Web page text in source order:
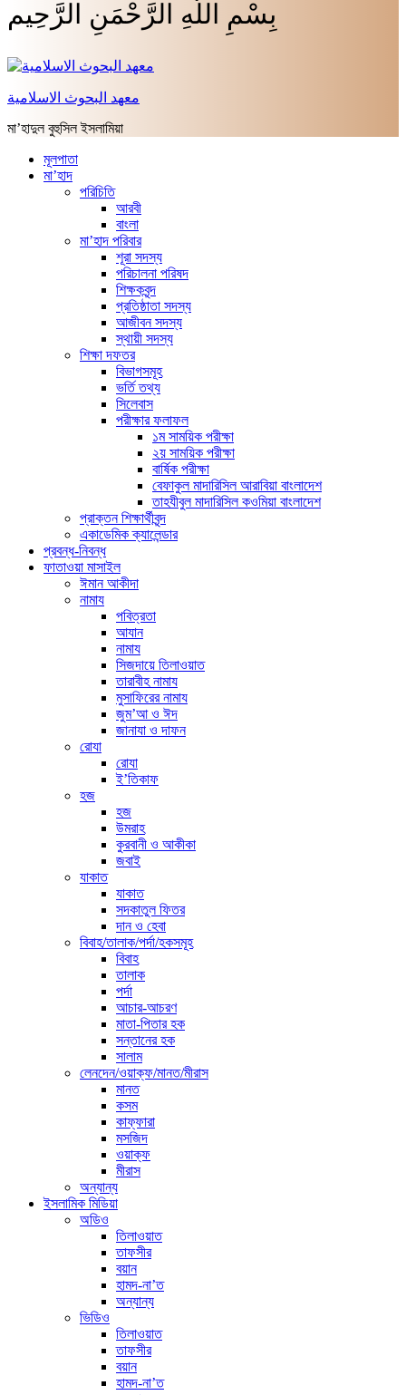
بِسْمِ اللَّهِ الرَّحْمَنِ الرَّحِيم
معهد البحوث الاسلامية
মা’হাদুল বুহুসিল ইসলামিয়া
মূলপাতা
মা’হাদ
পরিচিতি
আরবী
বাংলা
মা’হাদ পরিবার
শূরা সদস্য
পরিচালনা পরিষদ
শিক্ষকবৃন্দ
প্রতিষ্ঠাতা সদস্য
আজীবন সদস্য
স্থায়ী সদস্য
শিক্ষা দফতর
বিভাগসমূহ
ভর্তি তথ্য
সিলেবাস
পরীক্ষার ফলাফল
১ম সাময়িক পরীক্ষা
২য় সাময়িক পরীক্ষা
বার্ষিক পরীক্ষা
বেফাকুল মাদারিসিল আরাবিয়া বাংলাদেশ
তাহযীবুল মাদারিসিল কওমিয়া বাংলাদেশ
প্রাক্তন শিক্ষার্থীবৃন্দ
একাডেমিক ক্যালেন্ডার
প্রবন্ধ-নিবন্ধ
ফাতাওয়া মাসাইল
ঈমান আকীদা
নামায
পবিত্রতা
আযান
নামায
সিজদায়ে তিলাওয়াত
তারাবীহ নামায
মুসাফিরের নামায
জুম’আ ও ঈদ
জানাযা ও দাফন
রোযা
রোযা
ই’তিকাফ
হজ
হজ
উমরাহ
কুরবানী ও আকীকা
জবাই
যাকাত
যাকাত
সদকাতুল ফিতর
দান ও হেবা
বিবাহ/তালাক/পর্দা/হকসমূহ
বিবাহ
তালাক
পর্দা
আচার-আচরণ
মাতা-পিতার হক
সন্তানের হক
সালাম
লেনদেন/ওয়াক্ফ/মানত/মীরাস
মানত
কসম
কাফ্ফারা
মসজিদ
ওয়াক্ফ
মীরাস
অন্যান্য
ইসলামিক মিডিয়া
অডিও
তিলাওয়াত
তাফসীর
বয়ান
হামদ-না’ত
অন্যান্য
ভিডিও
তিলাওয়াত
তাফসীর
বয়ান
হামদ-না’ত